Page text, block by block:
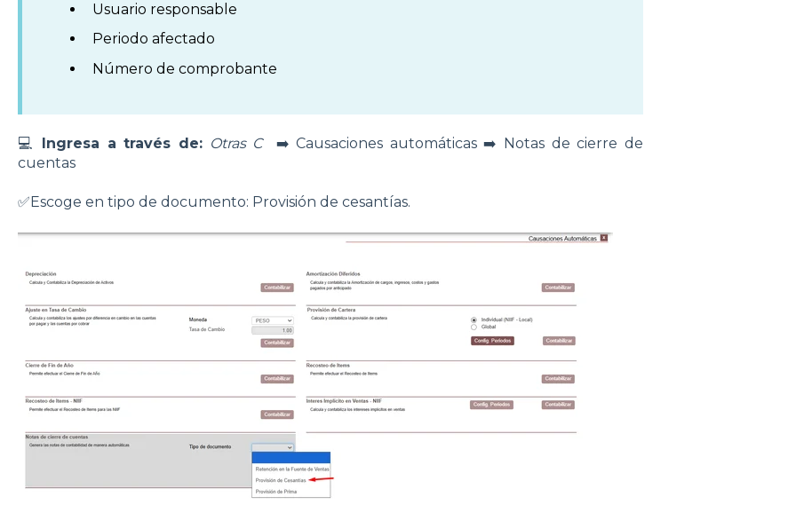
Usuario responsable
Periodo afectado
Número de comprobante
💻 Ingresa a través de: Otras C ➡️ Causaciones automáticas ➡️ Notas de cierre de
cuentas
✅Escoge en tipo de documento: Provisión de cesantías.